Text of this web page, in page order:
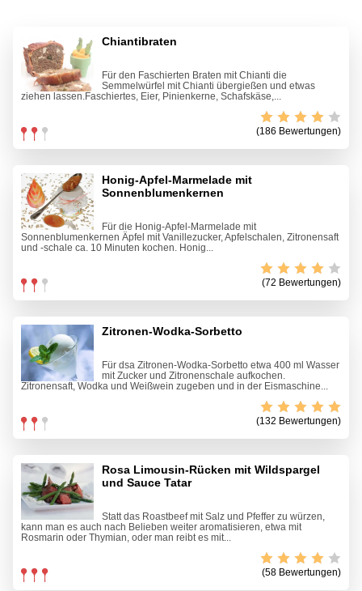
Chiantibraten
Für den Faschierten Braten mit Chianti die
Semmelwürfel mit Chianti übergießen und etwas
ziehen lassen.Faschiertes, Eier, Pinienkerne, Schafskäse,...
(186 Bewertungen)
Honig-Apfel-Marmelade mit
Sonnenblumenkernen
Für die Honig-Apfel-Marmelade mit
Sonnenblumenkernen Äpfel mit Vanillezucker, Apfelschalen, Zitronensaft
und -schale ca. 10 Minuten kochen. Honig...
(72 Bewertungen)
Zitronen-Wodka-Sorbetto
Für dsa Zitronen-Wodka-Sorbetto etwa 400 ml Wasser
mit Zucker und Zitronenschale aufkochen.
Zitronensaft, Wodka und Weißwein zugeben und in der Eismaschine...
(132 Bewertungen)
Rosa Limousin-Rücken mit Wildspargel
und Sauce Tatar
Statt das Roastbeef mit Salz und Pfeffer zu würzen,
kann man es auch nach Belieben weiter aromatisieren, etwa mit
Rosmarin oder Thymian, oder man reibt es mit...
(58 Bewertungen)